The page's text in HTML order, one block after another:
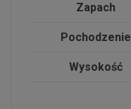
Zapach
Pochodzenie
Wysokość